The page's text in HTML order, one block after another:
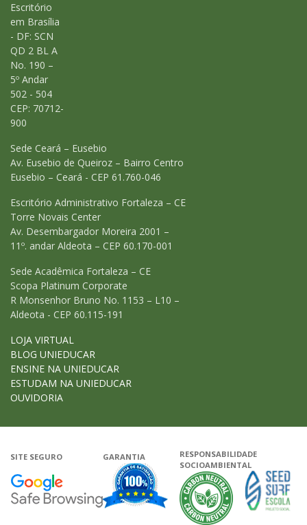
Escritório
em Brasília
- DF: SCN
QD 2 BL A
No. 190 –
5º Andar
502 - 504
CEP: 70712-
900
Sede Ceará – Eusebio
Av. Eusebio de Queiroz – Bairro Centro
Eusebio – Ceará - CEP 61.760-046
Escritório Administrativo Fortaleza – CE
Torre Novais Center
Av. Desembargador Moreira 2001 –
11º. andar Aldeota – CEP 60.170-001
Sede Acadêmica Fortaleza – CE
Scopa Platinum Corporate
R Monsenhor Bruno No. 1153 – L10 –
Aldeota - CEP 60.115-191
LOJA VIRTUAL
BLOG UNIEDUCAR
ENSINE NA UNIEDUCAR
ESTUDAM NA UNIEDUCAR
OUVIDORIA
SITE SEGURO
Google - Status do site no
GARANTIA
Garantia de satisfação
RESPONSABILIDADE
SOCIOAMBIENTAL
A